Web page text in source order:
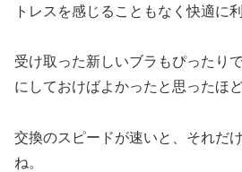
トレスを感じることもなく快適に
受け取った新しいブラもぴったり
にしておけばよかったと思ったほど
交換のスピードが速いと、それだ
ね。